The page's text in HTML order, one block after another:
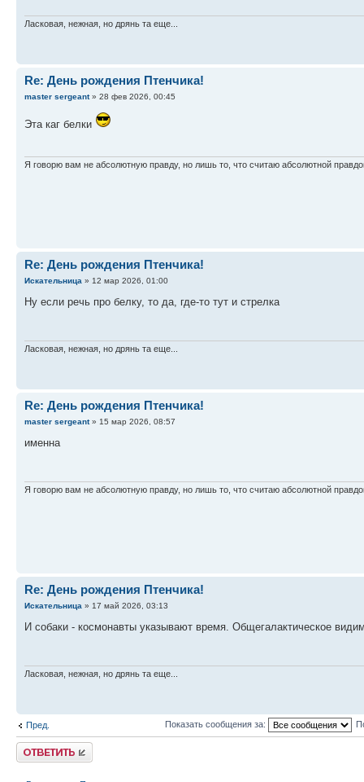
Ласковая, нежная, но дрянь та еще...
Re: День рождения Птенчика!
master sergeant» 28 фев 2026, 00:45
Эта каг белки
Я говорю вам не абсолютную правду, но лишь то, что считаю абсолютной
Re: День рождения Птенчика!
Искательница » 12 мар 2026, 01:00
Ну если речь про белку, то да, где-то тут и стрелка
Ласковая, нежная, но дрянь та еще...
Re: День рождения Птенчика!
master sergeant» 15 мар 2026, 08:57
именна
Я говорю вам не абсолютную правду, но лишь то, что считаю абсолютной
Re: День рождения Птенчика!
Искательница » 17 май 2026, 03:13
И собаки - космонавты указывают время. Общегалактическое
Ласковая, нежная, но дрянь та еще...
Пред. Показать сообщения за:
Ответить